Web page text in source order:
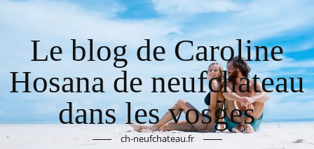
Le blog de Caroline
Hosana de neufchateau
dans les vosges
ch-neufchateau.fr